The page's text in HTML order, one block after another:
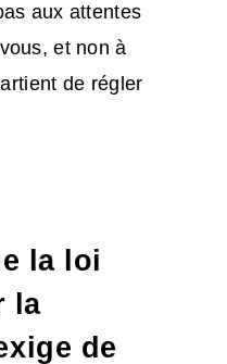
aux attentes
et non à
de régler
la loi
la
de